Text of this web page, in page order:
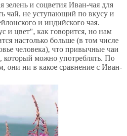
зелень и соцветия Иван-чая для
чай, не уступающий по вкусу и
и индийского чая.
и цвет", как говорится, но нам
настолько больше (в том числе
человека), что привычные чаи
который можно употреблять. По
они ни в какое сравнение с Иван-